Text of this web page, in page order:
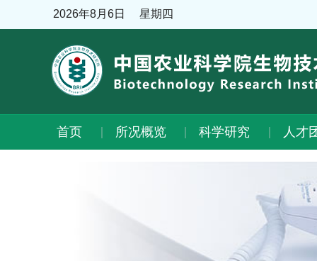
2026年8月6日 星期四
首页 所况概览 科学研究 人才